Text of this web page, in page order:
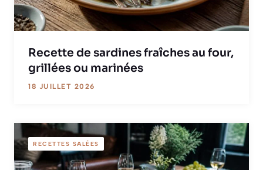
Recette de sardines fraîches au four,
grillées ou marinées
18 JUILLET 2026
RECETTES SALÉES